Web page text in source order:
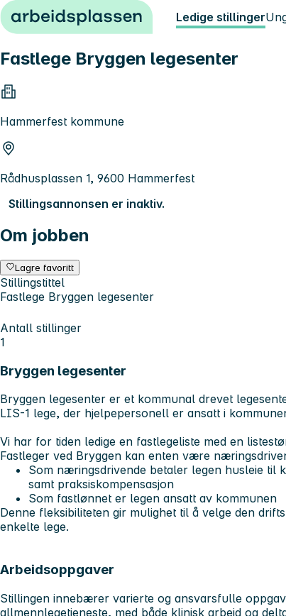
Hopp til innhold Ledige stillinger
Fastlege Bryggen legesenter
Hammerfest kommune
Rådhusplassen 1, 9600 Hammerfest
Stillingsannonsen er inaktiv.
Om jobben
Lagre favoritt
Stillingstittel
Fastlege Bryggen legesenter
Antall stillinger
1
Bryggen legesenter
Bryggen legesenter er et kommunal drevet
LIS-1 lege, der hjelpepersonell er ansatt i
Vi har for tiden ledige en fastlegeliste med en
Fastleger ved Bryggen kan enten være
Som næringsdrivende betaler legen husleie til
samt praksiskompensasjon
Som fastlønnet er legen ansatt av kommunen
Denne fleksibiliteten gir mulighet til å velge den
enkelte lege.
Arbeidsoppgaver
Stillingen innebærer varierte og ansvarsfulle
allmennlegetjeneste, med både klinisk arbeid og